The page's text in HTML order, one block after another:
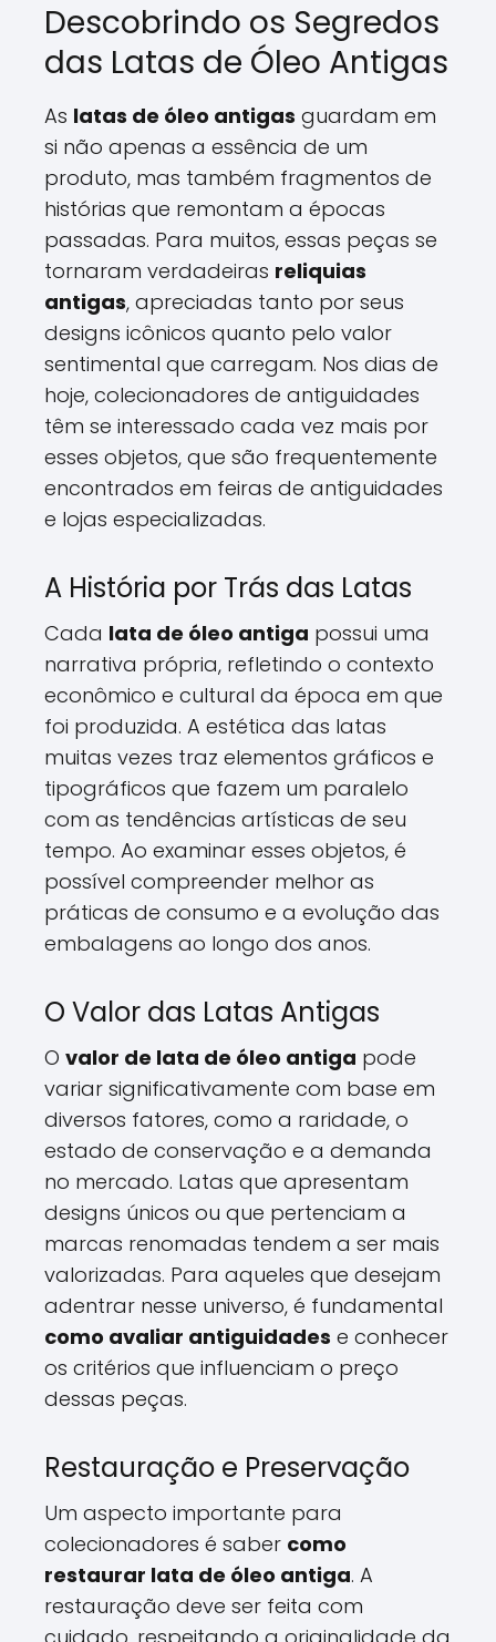
Descobrindo os Segredos
das Latas de Óleo Antigas
As latas de óleo antigas guardam em
si não apenas a essência de um
produto, mas também fragmentos de
histórias que remontam a épocas
passadas. Para muitos, essas peças se
tornaram verdadeiras reliquias
antigas, apreciadas tanto por seus
designs icônicos quanto pelo valor
sentimental que carregam. Nos dias de
hoje, colecionadores de antiguidades
têm se interessado cada vez mais por
esses objetos, que são frequentemente
encontrados em feiras de antiguidades
e lojas especializadas.
A História por Trás das Latas
Cada lata de óleo antiga possui uma
narrativa própria, refletindo o contexto
econômico e cultural da época em que
foi produzida. A estética das latas
muitas vezes traz elementos gráficos e
tipográficos que fazem um paralelo
com as tendências artísticas de seu
tempo. Ao examinar esses objetos, é
possível compreender melhor as
práticas de consumo e a evolução das
embalagens ao longo dos anos.
O Valor das Latas Antigas
O valor de lata de óleo antiga pode
variar significativamente com base em
diversos fatores, como a raridade, o
estado de conservação e a demanda
no mercado. Latas que apresentam
designs únicos ou que pertenciam a
marcas renomadas tendem a ser mais
valorizadas. Para aqueles que desejam
adentrar nesse universo, é fundamental
como avaliar antiguidades e conhecer
os critérios que influenciam o preço
dessas peças.
Restauração e Preservação
Um aspecto importante para
colecionadores é saber como
restaurar lata de óleo antiga. A
restauração deve ser feita com